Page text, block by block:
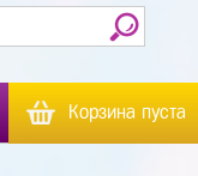
Корзина пуста